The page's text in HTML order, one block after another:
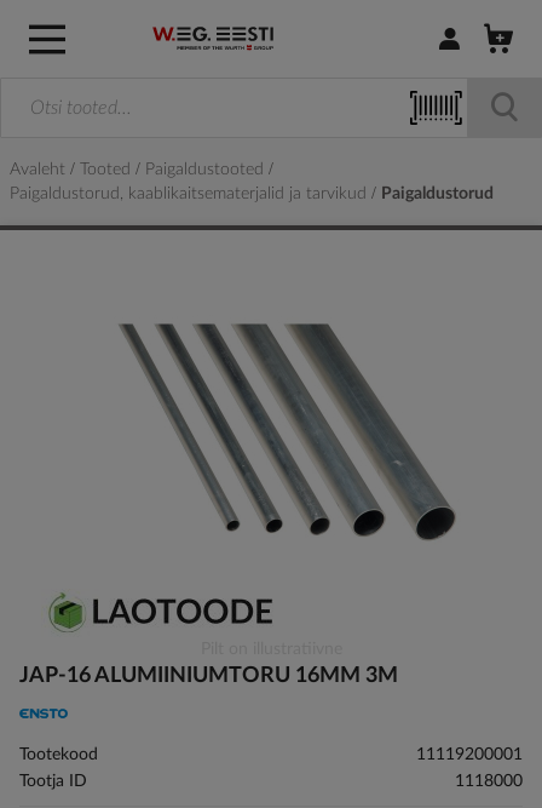
Logi sisse /
Avaleht Tooted
Paigaldustooted
Paigaldustorud, kaablikaitsematerjalid ja tarvikud
Paigaldustorud
to
beginning
of
images
JAP-16 ALUMIINIUMTORU 16MM 3M
Tootekood
11119200001
Tootja ID
1118000